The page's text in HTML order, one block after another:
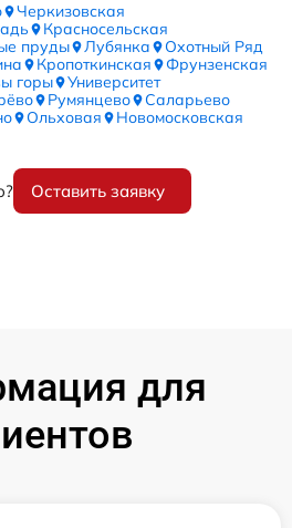
Черкизовская
Красносельская
пруды Лубянка
Охотный Ряд
Кропоткинская
Фрунзенская
горы
Университет
Румянцево
Саларьево
Ольховая
Новомосковская
Оставить заявку
для